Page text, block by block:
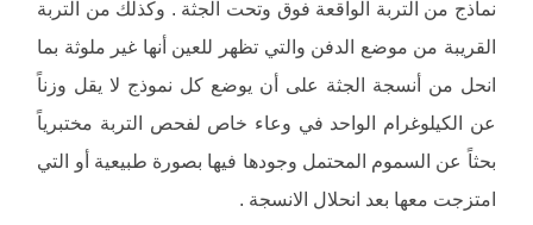
نماذج من التربة الواقعة فوق وتحت الجثة . وكذلك من التربة
القريبة من موضع الدفن والتي تظهر للعين أنها غير ملوثة بما
انحل من أنسجة الجثة على أن يوضع كل نموذج لا يقل وزناً
عن الكيلوغرام الواحد في وعاء خاص لفحص التربة مختبرياً
بحثاً عن السموم المحتمل وجودها فيها بصورة طبيعية أو التي
امتزجت معها بعد انحلال الانسجة .